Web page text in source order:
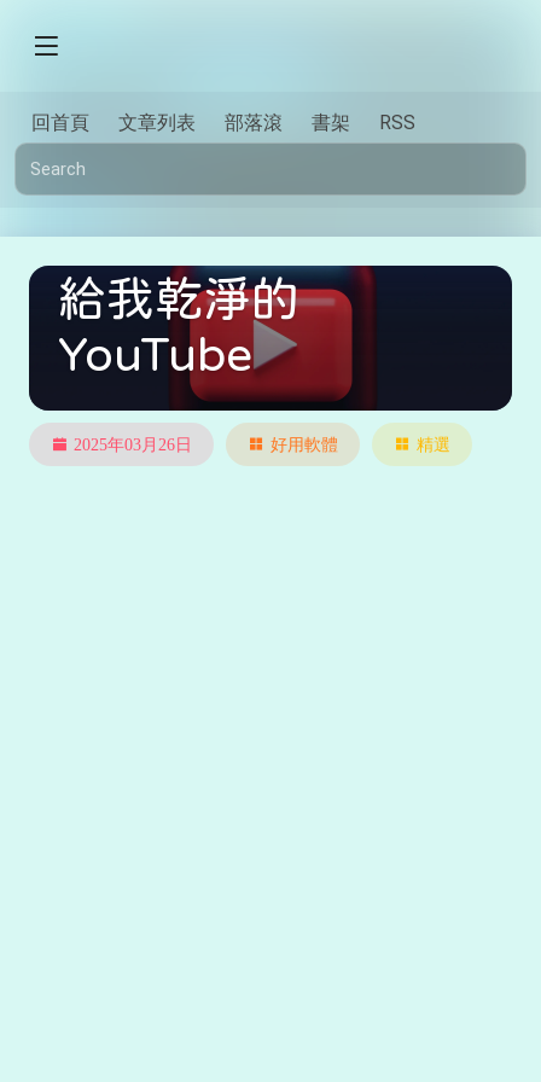
回首頁 文章列表 部落滾 書架 RSS
給我乾淨的
YouTube
2025年03月26日 好用軟體 精選